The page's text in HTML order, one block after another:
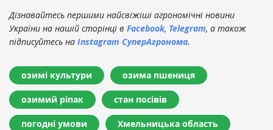
Дізнавайтесь першими найсвіжіші агрономічні новини
України на нашій сторінці в Facebook, Telegram, а також
підписуйтесь на Instagram СуперАгронома.
озимі культури озима пшениця
озимий ріпак стан посівів
погодні умови Хмельницька область